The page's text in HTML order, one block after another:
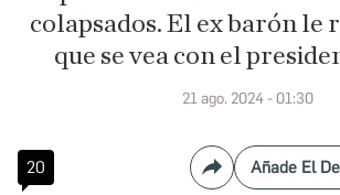
colapsados. El ex barón le
que se vea con el
21 ago. 2024 - 01:30
20 Compartir
Añade El